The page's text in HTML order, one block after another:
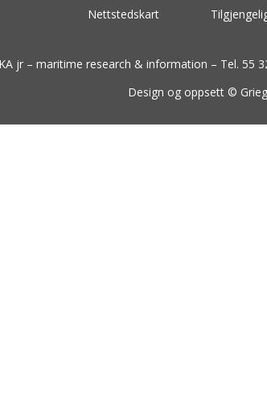
Nettstedskart
jr – maritime research & information – Tel. 55
Design og oppsett ©